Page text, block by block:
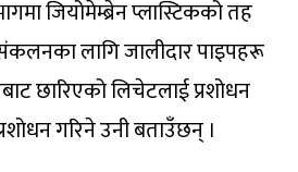
जियोमेम्ब्रेन प्लास्टिकको तह
लागि जालीदार पाइपहरू
छारिएको लिचेटलाई प्रशोधन
गरिने उनी बताउँछन् ।